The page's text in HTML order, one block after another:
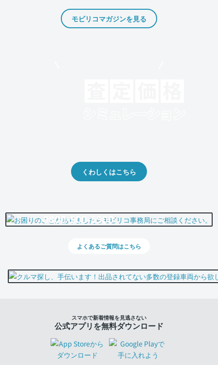
モビリコマガジンを見る
くわしくはこちら
0800-500-5500
よくあるご質問はこちら
スマホで新着情報を見逃さない
公式アプリを無料ダウンロード